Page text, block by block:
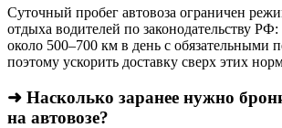
Суточный пробег автовоза ограничен
отдыха водителей по законодательству
около 500–700 км в день с обязательными
поэтому ускорить доставку сверх этих
➜ Насколько заранее нужно
на автовозе?